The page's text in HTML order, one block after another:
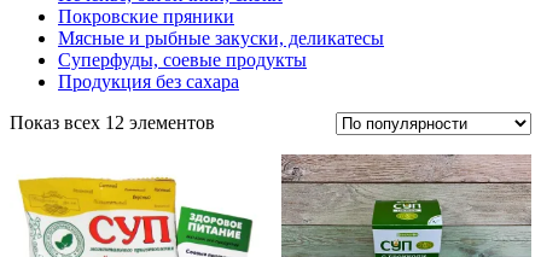
Покровские пряники
Мясные и рыбные закуски, деликатесы
Суперфуды, соевые продукты
Продукция без сахара
Показ всех 12 элементов